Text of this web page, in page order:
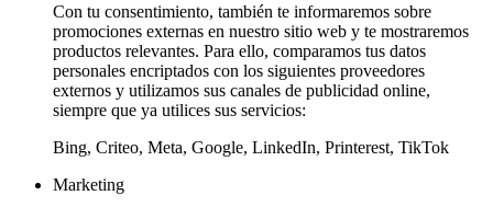
Con tu consentimiento, también te informaremos sobre
promociones externas en nuestro sitio web y te mostraremos
productos relevantes. Para ello, comparamos tus datos
personales encriptados con los siguientes proveedores
externos y utilizamos sus canales de publicidad online,
siempre que ya utilices sus servicios:
Bing, Criteo, Meta, Google, LinkedIn, Printerest, TikTok
Marketing